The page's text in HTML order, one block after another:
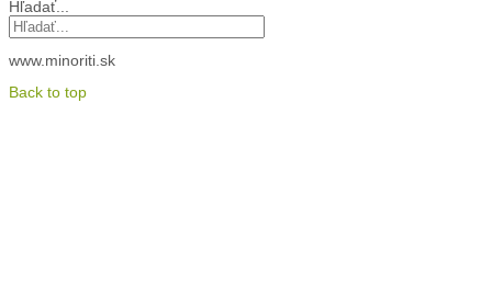
Hľadať...
www.minoriti.sk
Back to top